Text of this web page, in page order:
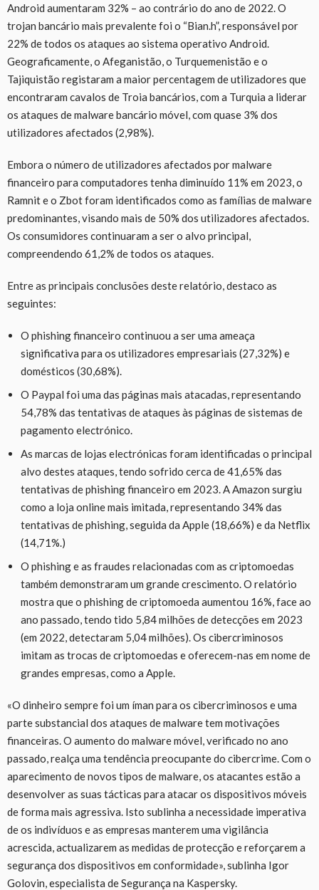
Android aumentaram 32% – ao contrário do ano de 2022. O
trojan bancário mais prevalente foi o “Bian.h”, responsável por
22% de todos os ataques ao sistema operativo Android.
Geograficamente, o Afeganistão, o Turquemenistão e o
Tajiquistão registaram a maior percentagem de utilizadores que
encontraram cavalos de Troia bancários, com a Turquia a liderar
os ataques de malware bancário móvel, com quase 3% dos
utilizadores afectados (2,98%).
Embora o número de utilizadores afectados por malware
financeiro para computadores tenha diminuído 11% em 2023, o
Ramnit e o Zbot foram identificados como as famílias de malware
predominantes, visando mais de 50% dos utilizadores afectados.
Os consumidores continuaram a ser o alvo principal,
compreendendo 61,2% de todos os ataques.
Entre as principais conclusões deste relatório, destaco as
seguintes:
O phishing financeiro continuou a ser uma ameaça
significativa para os utilizadores empresariais (27,32%) e
domésticos (30,68%).
O Paypal foi uma das páginas mais atacadas, representando
54,78% das tentativas de ataques às páginas de sistemas de
pagamento electrónico.
As marcas de lojas electrónicas foram identificadas o principal
alvo destes ataques, tendo sofrido cerca de 41,65% das
tentativas de phishing financeiro em 2023. A Amazon surgiu
como a loja online mais imitada, representando 34% das
tentativas de phishing, seguida da Apple (18,66%) e da Netflix
(14,71%.)
O phishing e as fraudes relacionadas com as criptomoedas
também demonstraram um grande crescimento. O relatório
mostra que o phishing de criptomoeda aumentou 16%, face ao
ano passado, tendo tido 5,84 milhões de detecções em 2023
(em 2022, detectaram 5,04 milhões). Os cibercriminosos
imitam as trocas de criptomoedas e oferecem-nas em nome de
grandes empresas, como a Apple.
«O dinheiro sempre foi um íman para os cibercriminosos e uma
parte substancial dos ataques de malware tem motivações
financeiras. O aumento do malware móvel, verificado no ano
passado, realça uma tendência preocupante do cibercrime. Com o
aparecimento de novos tipos de malware, os atacantes estão a
desenvolver as suas tácticas para atacar os dispositivos móveis
de forma mais agressiva. Isto sublinha a necessidade imperativa
de os indivíduos e as empresas manterem uma vigilância
acrescida, actualizarem as medidas de protecção e reforçarem a
segurança dos dispositivos em conformidade», sublinha Igor
Golovin, especialista de Segurança na Kaspersky.